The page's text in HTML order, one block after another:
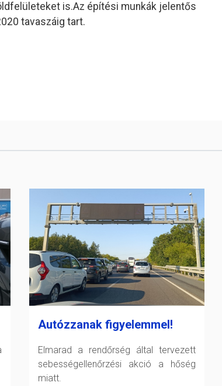
is.Az építési munkák jelentős
tavaszáig tart.
Autózzanak figyelemmel!
Elmarad a rendőrség által tervezett
sebességellenőrzési akció a hőség
miatt.